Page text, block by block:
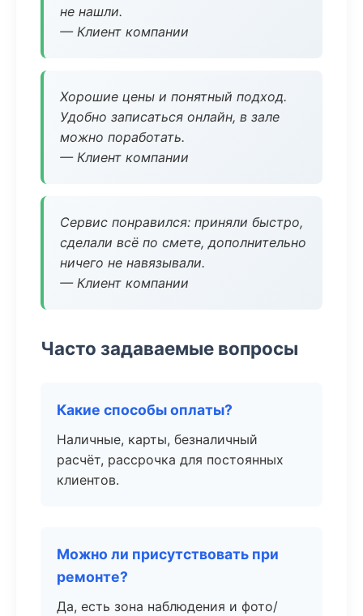
не нашли.
— Клиент компании
Хорошие цены и понятный подход.
Удобно записаться онлайн, в зале
можно поработать.
— Клиент компании
Сервис понравился: приняли быстро,
сделали всё по смете, дополнительно
ничего не навязывали.
— Клиент компании
Часто задаваемые вопросы
Какие способы оплаты?
Наличные, карты, безналичный
расчёт, рассрочка для постоянных
клиентов.
Можно ли присутствовать при
ремонте?
Да, есть зона наблюдения и фото/